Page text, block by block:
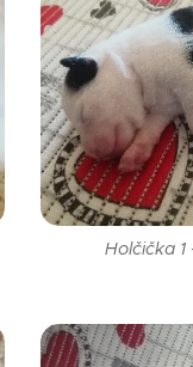
Holčička